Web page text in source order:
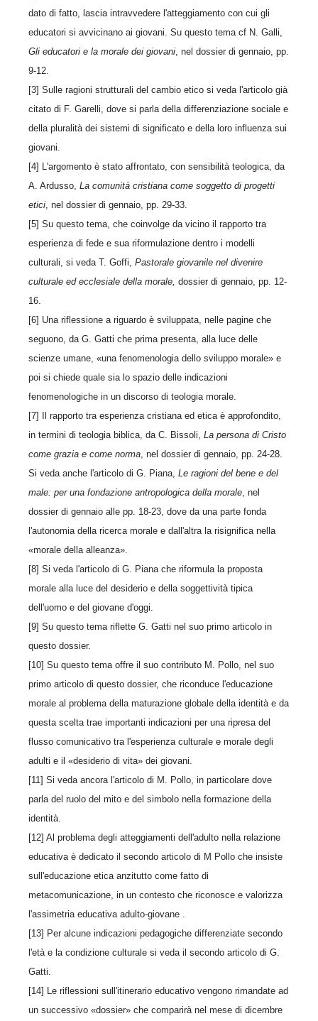
dato di fatto, lascia intravvedere l'atteggiamento con cui gli
educatori si avvicinano ai giovani. Su questo tema cf N. Galli,
Gli educatori e la morale dei giovani , nel dossier di gennaio, pp.
9-12.
[3] Sulle ragioni strutturali del cambio etico si veda l'articolo già
citato di F. Garelli, dove si parla della differenziazione sociale e
della pluralità dei sistemi di significato e della loro influenza sui
giovani.
[4] L'argomento è stato affrontato, con sensibilità teologica, da
A. Ardusso, La comunità cristiana come soggetto di progetti
etici , nel dossier di gennaio, pp. 29-33.
[5] Su questo tema, che coinvolge da vicino il rapporto tra
esperienza di fede e sua riformulazione dentro i modelli
culturali, si veda T. Goffi, Pastorale giovanile nel divenire
culturale ed ecclesiale della morale, dossier di gennaio, pp. 12-
16.
[6] Una riflessione a riguardo è sviluppata, nelle pagine che
seguono, da G. Gatti che prima presenta, alla luce delle
scienze umane, «una fenomenologia dello sviluppo morale» e
poi si chiede quale sia lo spazio delle indicazioni
fenomenologiche in un discorso di teologia morale.
[7] Il rapporto tra esperienza cristiana ed etica è approfondito,
in termini di teologia biblica, da C. Bissoli, La persona di Cristo
come grazia e come norma , nel dossier di gennaio, pp. 24-28.
Si veda anche l'articolo di G. Piana, Le ragioni del bene e del
male: per una fondazione antropologica della morale , nel
dossier di gennaio alle pp. 18-23, dove da una parte fonda
l'autonomia della ricerca morale e dall'altra la risignifica nella
«morale della alleanza».
[8] Si veda l'articolo di G. Piana che riformula la proposta
morale alla luce del desiderio e della soggettività tipica
dell'uomo e del giovane d'oggi.
[9] Su questo tema riflette G. Gatti nel suo primo articolo in
questo dossier.
[10] Su questo tema offre il suo contributo M. Pollo, nel suo
primo articolo di questo dossier, che riconduce l'educazione
morale al problema della maturazione globale della identità e da
questa scelta trae importanti indicazioni per una ripresa del
flusso comunicativo tra l'esperienza culturale e morale degli
adulti e il «desiderio di vita» dei giovani.
[11] Si veda ancora l'articolo di M. Pollo, in particolare dove
parla del ruolo del mito e del simbolo nella formazione della
identità.
[12] Al problema degli atteggiamenti dell'adulto nella relazione
educativa è dedicato il secondo articolo di M Pollo che insiste
sull'educazione etica anzitutto come fatto di
metacomunicazione, in un contesto che riconosce e valorizza
l'assimetria educativa adulto-giovane .
[13] Per alcune indicazioni pedagogiche differenziate secondo
l'età e la condizione culturale si veda il secondo articolo di G.
Gatti.
[14] Le riflessioni sull'itinerario educativo vengono rimandate ad
un successivo «dossier» che comparirà nel mese di dicembre